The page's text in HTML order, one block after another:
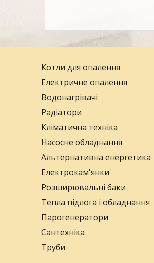
Котли для опалення
Електричне опалення
Водонагрівачі
Радіатори
Кліматична техніка
Насосне обладнання
Альтернативна енергетика
Електрокам'янки
Розширювальні баки
Тепла підлога і обладнання
Парогенератори
Сантехніка
Труби